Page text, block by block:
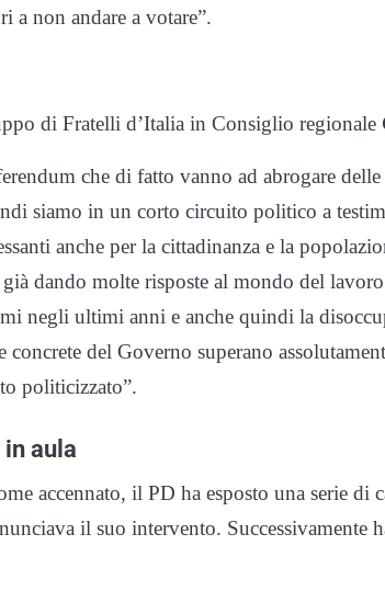
a non andare a votare”.
di Fratelli d’Italia in Consiglio regionale
che di fatto vanno ad abrogare
siamo in un corto circuito politico a
anche per la cittadinanza e la
dando molte risposte al mondo del
negli ultimi anni e anche quindi la
del Governo superano
politicizzato”.
aula
accennato, il PD ha esposto una serie
il suo intervento. Successivamente